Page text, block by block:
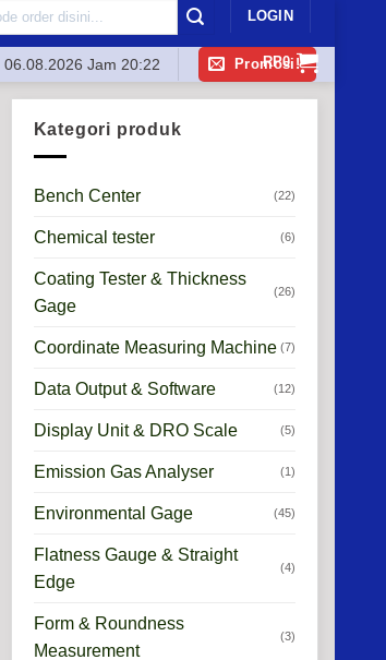
LOGIN
RP0
06.08.2026 Jam 20:22 Promosi!
Kategori produk
Bench Center (22)
Chemical tester (6)
Coating Tester & Thickness
Gage
(26)
Coordinate Measuring Machine (7)
Data Output & Software (12)
Display Unit & DRO Scale (5)
Emission Gas Analyser (1)
Environmental Gage (45)
Flatness Gauge & Straight
Edge
(4)
Form & Roundness
Measurement
(3)